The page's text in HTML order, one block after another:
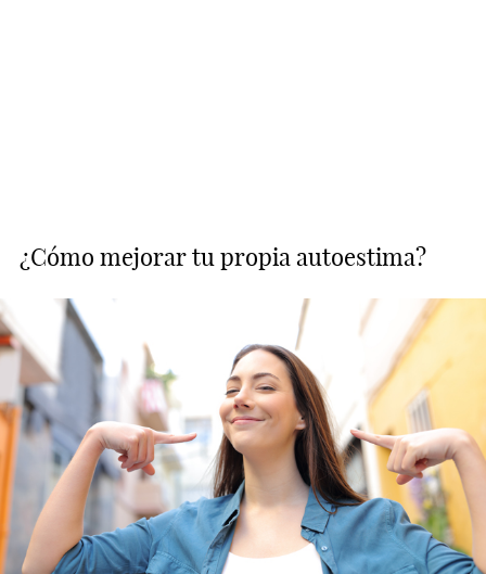
¿Cómo mejorar tu propia autoestima?